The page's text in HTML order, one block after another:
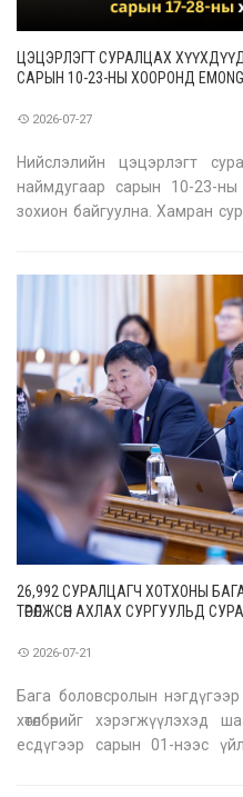
ЦЭЦЭРЛЭГТ СУРАЛЦАХ
САРЫН 10-23-НЫ ХООРОНД
2026-07-27
Нийслэлийн цэцэрлэгт
наймдугаар сарын 10-23-ны
зохион байгуулна. Хамран
26,992 СУРАЛЦАГЧ ХОТХОНЫ
ТӨРӨЛЖСӨН АХЛАХ СУРГУУЛЬД
2026-07-21
Бага боловсролын
хөтөлбөрийг хэрэгжүүлэхэд
есдүгээр сарын 01-нээс